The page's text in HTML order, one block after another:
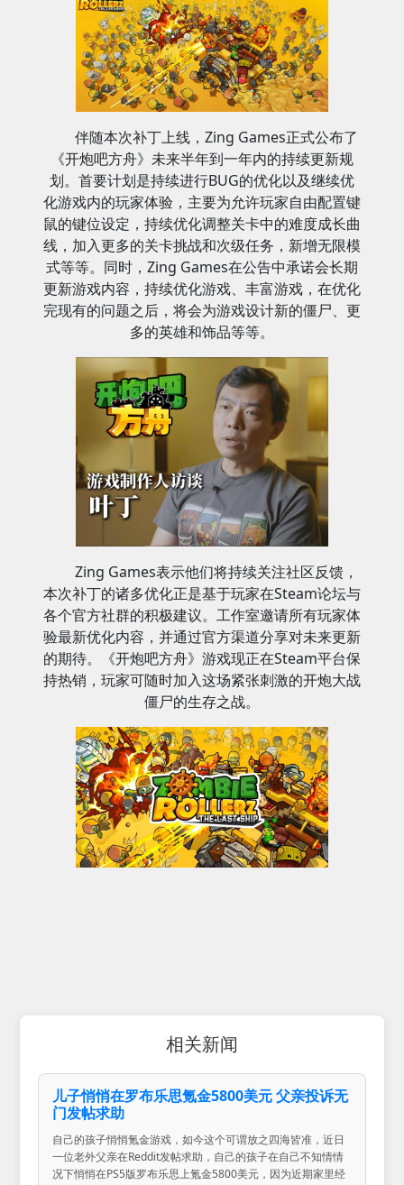
伴随本次补丁上线，Zing Games正式公布了
《开炮吧方舟》未来半年到一年内的持续更新规
划。首要计划是持续进行BUG的优化以及继续优
化游戏内的玩家体验，主要为允许玩家自由配置键
鼠的键位设定，持续优化调整关卡中的难度成长曲
线，加入更多的关卡挑战和次级任务，新增无限模
式等等。同时，Zing Games在公告中承诺会长期
更新游戏内容，持续优化游戏、丰富游戏，在优化
完现有的问题之后，将会为游戏设计新的僵尸、更
多的英雄和饰品等等。
Zing Games表示他们将持续关注社区反馈，
本次补丁的诸多优化正是基于玩家在Steam论坛与
各个官方社群的积极建议。工作室邀请所有玩家体
验最新优化内容，并通过官方渠道分享对未来更新
的期待。《开炮吧方舟》游戏现正在Steam平台保
持热销，玩家可随时加入这场紧张刺激的开炮大战
僵尸的生存之战。
相关新闻
儿子悄悄在罗布乐思氪金5800美元 父亲投诉无
门发帖求助
自己的孩子悄悄氪金游戏，如今这个可谓放之四海皆准，近日
一位老外父亲在Reddit发帖求助，自己的孩子在自己不知情情
况下悄悄在PS5版罗布乐思上氪金5800美元，因为近期家里经